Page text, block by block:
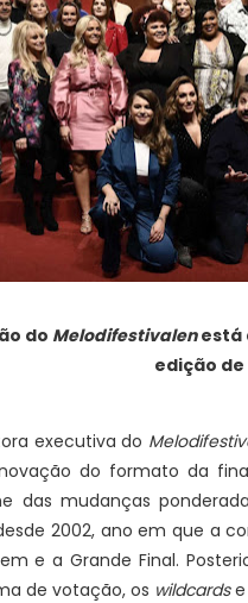
do Melodifestivalenestá
edição de
executiva do
do formato da
das mudanças
2002, ano em que a
e a Grande Final.
de votação, os wildcardse